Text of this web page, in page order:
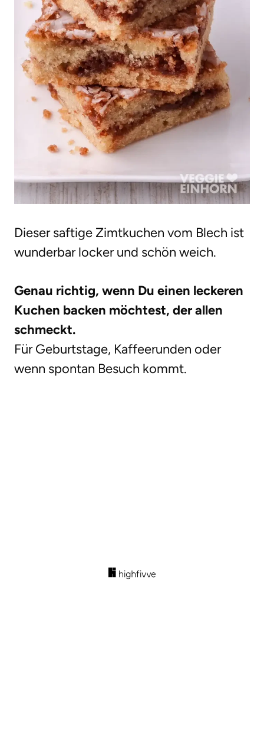
Dieser saftige Zimtkuchen vom Blech ist
wunderbar locker und schön weich.
Genau richtig, wenn Du einen leckeren
Kuchen backen möchtest, der allen
schmeckt.
Für Geburtstage, Kaffeerunden oder
wenn spontan Besuch kommt.